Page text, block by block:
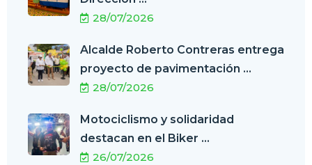
28/07/2026
Alcalde Roberto Contreras entrega
proyecto de pavimentación ...
28/07/2026
Motociclismo y solidaridad
destacan en el Biker ...
26/07/2026